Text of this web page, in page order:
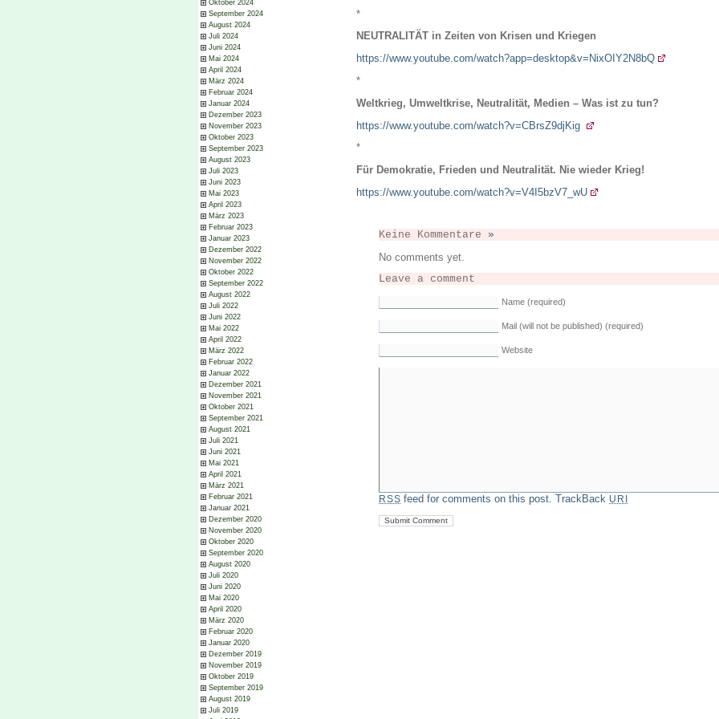
Oktober 2024
September 2024
August 2024
Juli 2024
Juni 2024
Mai 2024
April 2024
März 2024
Februar 2024
Januar 2024
Dezember 2023
November 2023
Oktober 2023
September 2023
August 2023
Juli 2023
Juni 2023
Mai 2023
April 2023
März 2023
Februar 2023
Januar 2023
Dezember 2022
November 2022
Oktober 2022
September 2022
August 2022
Juli 2022
Juni 2022
Mai 2022
April 2022
März 2022
Februar 2022
Januar 2022
Dezember 2021
November 2021
Oktober 2021
September 2021
August 2021
Juli 2021
Juni 2021
Mai 2021
April 2021
März 2021
Februar 2021
Januar 2021
Dezember 2020
November 2020
Oktober 2020
September 2020
August 2020
Juli 2020
Juni 2020
Mai 2020
April 2020
März 2020
Februar 2020
Januar 2020
Dezember 2019
November 2019
Oktober 2019
September 2019
August 2019
Juli 2019
*
NEUTRALITÄT in Zeiten von Krisen und Kriegen
https://www.youtube.com/watch?app=desktop&v=NixOIY2N8bQ
*
Weltkrieg, Umweltkrise, Neutralität, Medien – Was ist zu tun?
https://www.youtube.com/watch?v=CBrsZ9djKig
*
Für Demokratie, Frieden und Neutralität. Nie wieder Krieg!
https://www.youtube.com/watch?v=V4I5bzV7_wU
Keine Kommentare »
No comments yet.
Leave a comment
Name (required)
Mail (will not be published) (required)
Website
RSS feed for comments on this post. TrackBack URI